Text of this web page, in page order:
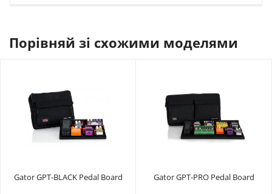
Порівняй зі схожими моделями
Gator GPT-BLACK Pedal Board Gator GPT-PRO Pedal Board